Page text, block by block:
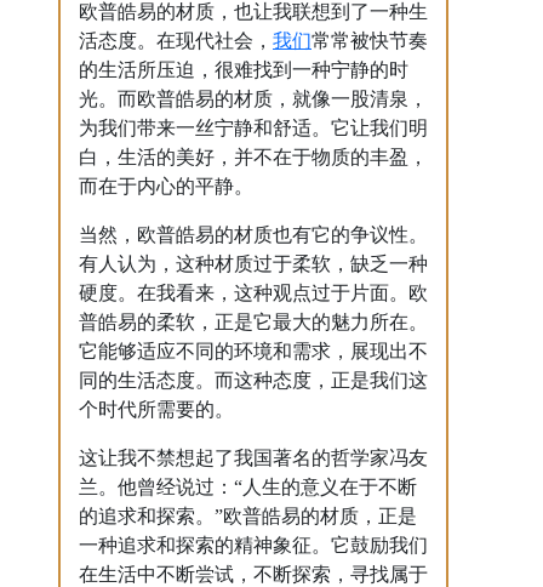
欧普皓易的材质，也让我联想到了一种生
活态度。在现代社会， 我们常常被快节奏
的生活所压迫，很难找到一种宁静的时
光。而欧普皓易的材质，就像一股清泉，
为我们带来一丝宁静和舒适。它让我们明
白，生活的美好，并不在于物质的丰盈，
而在于内心的平静。
当然，欧普皓易的材质也有它的争议性。
有人认为，这种材质过于柔软，缺乏一种
硬度。在我看来，这种观点过于片面。欧
普皓易的柔软，正是它最大的魅力所在。
它能够适应不同的环境和需求，展现出不
同的生活态度。而这种态度，正是我们这
个时代所需要的。
这让我不禁想起了我国著名的哲学家冯友
兰。他曾经说过：“人生的意义在于不断
的追求和探索。”欧普皓易的材质，正是
一种追求和探索的精神象征。它鼓励我们
在生活中不断尝试，不断探索，寻找属于